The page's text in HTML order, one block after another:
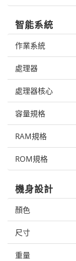
智能系統
作業系統
處理器
處理器核心
容量規格
RAM規格
ROM規格
機身設計
顏色
尺寸
重量